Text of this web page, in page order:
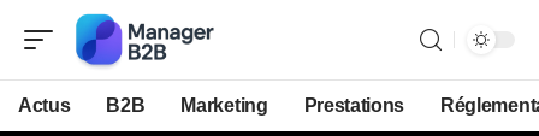
Actus B2B Marketing Prestations